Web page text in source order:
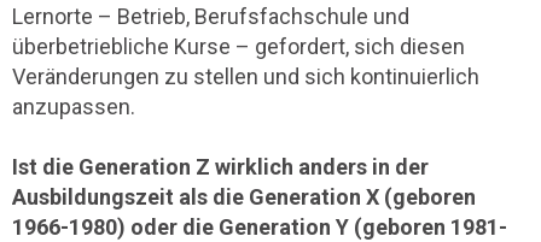
Lernorte – Betrieb, Berufsfachschule und
überbetriebliche Kurse – gefordert, sich diesen
Veränderungen zu stellen und sich kontinuierlich
anzupassen.
Ist die Generation Z wirklich anders in der
Ausbildungszeit als die Generation X (geboren
1966-1980) oder die Generation Y (geboren 1981-